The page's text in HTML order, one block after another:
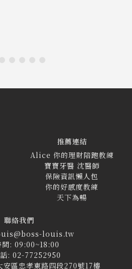
推薦連結
Alice 你的理財陪跑教練
寶寶牙醫 沈醫師
保險資訊懶人包
你的好感度教練
天下為暢
聯絡我們
louis.tw
間: 09:00~18:00
: 02-77252950
區忠孝東路四段270號17樓